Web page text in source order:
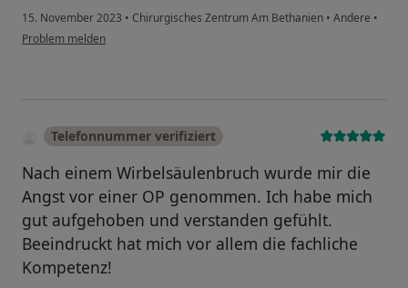
15. November 2023 • Chirurgisches Zentrum Am Bethanien • Andere •
Problem melden
Telefonnummer verifiziert
Nach einem Wirbelsäulenbruch wurde mir die
Angst vor einer OP genommen. Ich habe mich
gut aufgehoben und verstanden gefühlt.
Beeindruckt hat mich vor allem die fachliche
Kompetenz!